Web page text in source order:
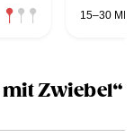
15–30 MIN
mit Zwiebel“